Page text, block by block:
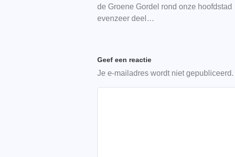
de Groene Gordel rond onze hoofdstad
evenzeer deel…
Geef een reactie
Je e-mailadres wordt niet gepubliceerd.